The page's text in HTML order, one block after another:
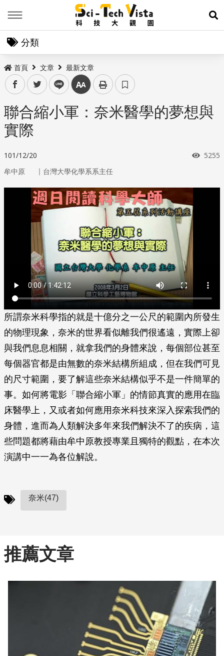
展
分類
首頁 文章 最新文章
facebooktwitter line 中
聯合縮小軍：奈米醫學的夢想與
實際
101/12/20 瀏覽
5255
牟中原 ｜ 台灣大學化學系系主任
所謂奈米科學指的就是十億分之一公尺的範圍內所發生
的物理現象，奈米的世界看似離我們很遙遠，實際上卻
與我們息息相關，就拿我們的身體來說，每個部位甚至
每個器官都是由無數的奈米結構所組成，但在我們可見
的尺寸範圍，要了解這些奈米結構似乎不是一件簡單的
事。如何將電影「聯合縮小軍」的情節真實的應用在臨
床醫學上，又或者如何應用奈米科技來深入探索我們的
身體，進而為人類解決多年來我們解決不了的疾病，這
些問題都將藉由牟中原教授專業且獨特的觀點，在本次
演講中一一為各位解說。
奈米(47)
推薦文章